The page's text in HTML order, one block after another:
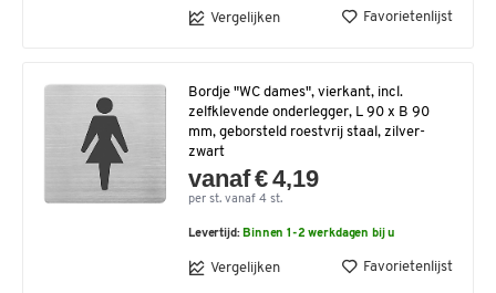
Vergelijken Favorietenlijst
Bordje "WC dames", vierkant, incl.
zelfklevende onderlegger, L 90 x B 90
mm, geborsteld roestvrij staal, zilver-
zwart
vanaf € 4,19
per st. vanaf 4 st.
Levertijd:Binnen 1-2 werkdagen bij u
Vergelijken Favorietenlijst